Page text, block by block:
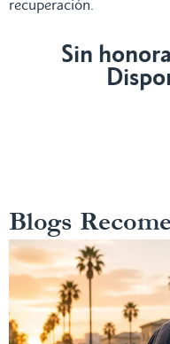
recuperación.
Sin
Blogs